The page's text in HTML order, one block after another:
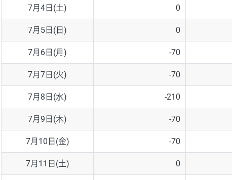
GBP/AUD 43円
AUD/NZD 66円
EUR/CHF 111円
GBP/CHF 220円
USD/CHF 160円
※2026/6/30の当社のスワップポイントおよび、同日の為替レートに
※取引証拠金は同日の当社為替レート（ニューヨーククローズ・MIDレ
※ハンガリーフォリント/円と南アフリカランド/円とメキシコペソ/
7月4日(土) 0
7月5日(日) 0
7月6日(月) -70
7月7日(火) -70
7月8日(水) -210
7月9日(木) -70
7月10日(金) -70
7月11日(土) 0